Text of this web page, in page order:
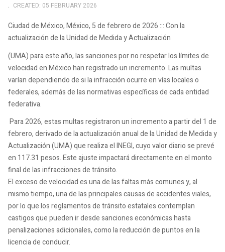
CREATED: 05 FEBRUARY 2026
Ciudad de México, México, 5 de febrero de 2026 ::: Con la
actualización de la Unidad de Medida y Actualización
(UMA) para este año, las sanciones por no respetar los límites de
velocidad en México han registrado un incremento. Las multas
varían dependiendo de si la infracción ocurre en vías locales o
federales, además de las normativas específicas de cada entidad
federativa.
Para 2026, estas multas registraron un incremento a partir del 1 de
febrero, derivado de la actualización anual de la Unidad de Medida y
Actualización (UMA) que realiza el INEGI, cuyo valor diario se prevé
en 117.31 pesos. Este ajuste impactará directamente en el monto
final de las infracciones de tránsito.
El exceso de velocidad es una de las faltas más comunes y, al
mismo tiempo, una de las principales causas de accidentes viales,
por lo que los reglamentos de tránsito estatales contemplan
castigos que pueden ir desde sanciones económicas hasta
penalizaciones adicionales, como la reducción de puntos en la
licencia de conducir.